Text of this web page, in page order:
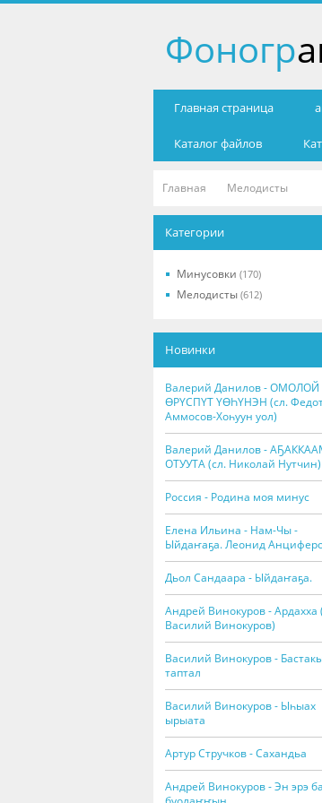
Фоногр
Главная страница
Каталог файлов
Главная Мелодисты
Категории
Минусовки (170)
Мелодисты (612)
Новинки
Валерий Данилов - ОМОЛОЙ
ӨРҮСПҮТ ҮӨҺҮНЭН (сл.
Аммосов-Хоһуун уол)
Валерий Данилов -
ОТУУТА (сл. Николай Нутчин)
Россия - Родина моя минус
Елена Ильина - Нам-Чы -
Ыйдаҥаҕа. Леонид
Дьол Сандаара - Ыйдаҥаҕа.
Андрей Винокуров - Ардахха
Василий Винокуров)
Василий Винокуров -
таптал
Василий Винокуров - Ыһыах
ырыата
Артур Стручков - Сахандьа
Андрей Винокуров - Эн эрэ